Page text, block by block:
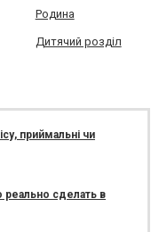
Родина
Дитячий розділ
приймальні чи
сделать в